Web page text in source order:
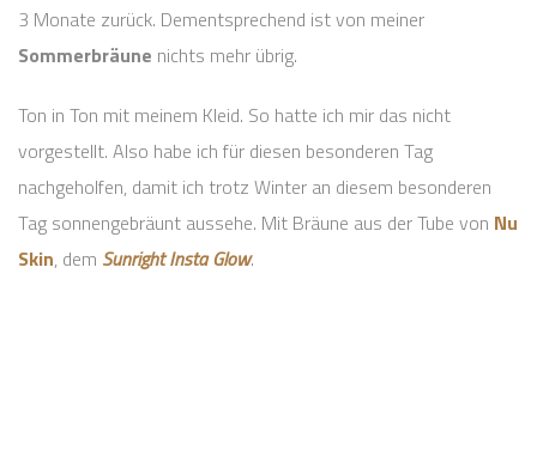
3 Monate zurück. Dementsprechend ist von meiner
Sommerbräune nichts mehr übrig.
Ton in Ton mit meinem Kleid. So hatte ich mir das nicht
vorgestellt. Also habe ich für diesen besonderen Tag
nachgeholfen, damit ich trotz Winter an diesem besonderen
Tag sonnengebräunt aussehe. Mit Bräune aus der Tube von Nu
Skin, dem Sunright Insta Glow.